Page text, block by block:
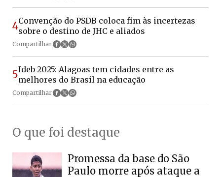
4Convenção do PSDB coloca fim às incertezas
sobre o destino de JHC e aliados
Compartilhar
5Ideb 2025: Alagoas tem cidades entre as
melhores do Brasil na educação
Compartilhar
O que foi destaque
Promessa da base do São
Paulo morre após ataque a